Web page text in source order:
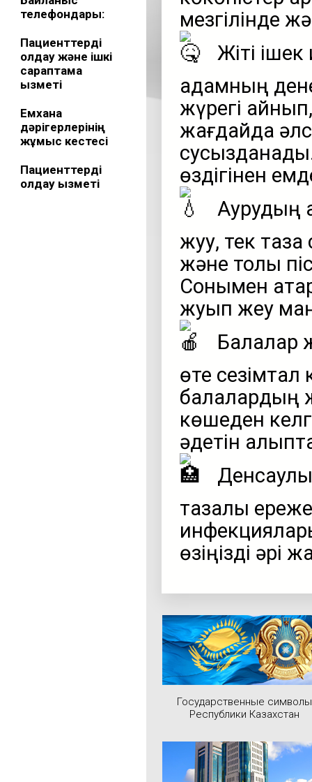
телефондары:
Пациенттерді
қолдау және ішкі
сараптама
қызметі
Емхана
дәрігерлерінің
жұмыс кестесі
Пациенттерді
қолдау қызметі
мезгілінде
Жіті
адамның
жүрегі
жағдайда
өздігінен
Аурудың
жуу, тек таза
және толық
Сонымен
жуып жеу
Балалар
өте сезімтал
балалардың
көшеден
әдетін
тазалық
өзіңізді әрі
Государственные символы
Республики Казахстан